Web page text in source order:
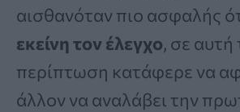
αισθανόταν πιο ασφαλής
εκείνη τον έλεγχο, σε αυτή
περίπτωση κατάφερε να
άλλον να αναλάβει την